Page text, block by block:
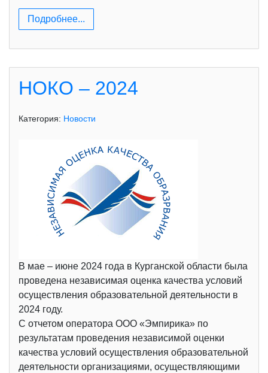
Подробнее...
НОКО – 2024
Категория: Новости
В мае – июне 2024 года в Курганской области была
проведена независимая оценка качества условий
осуществления образовательной деятельности в
2024 году.
С отчетом оператора ООО «Эмпирика» по
результатам проведения независимой оценки
качества условий осуществления образовательной
деятельности организациями, осуществляющими